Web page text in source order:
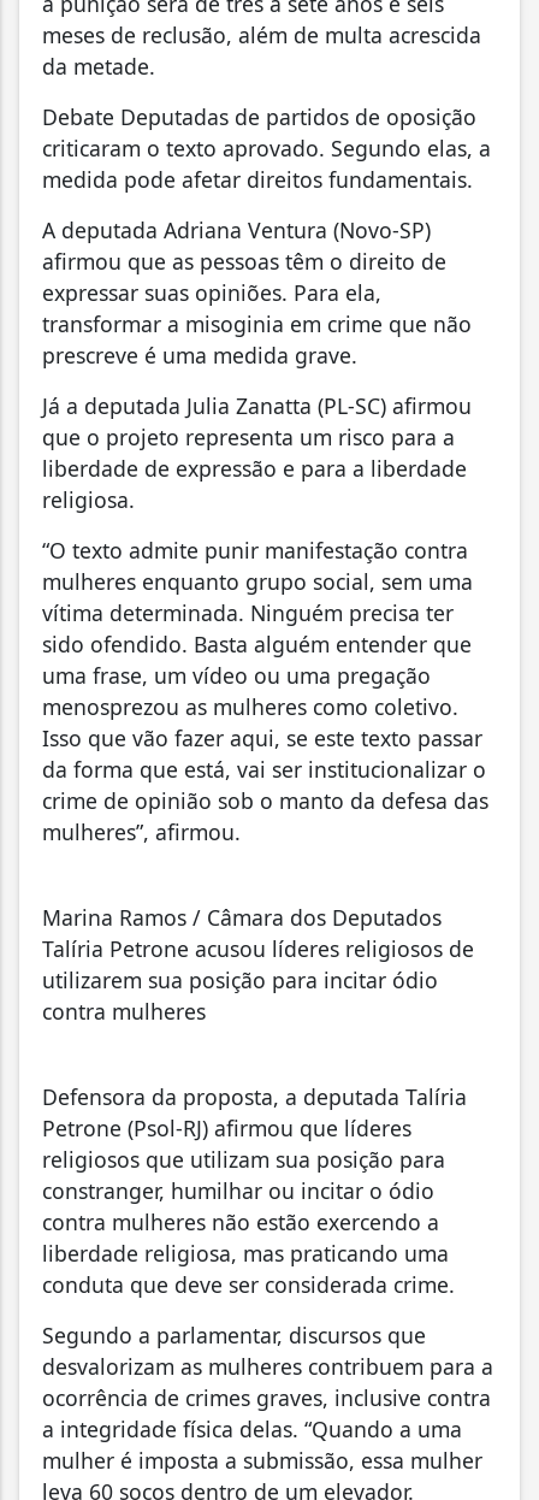
meses de reclusão, além de multa acrescida
da metade.
Debate Deputadas de partidos de oposição
criticaram o texto aprovado. Segundo elas, a
medida pode afetar direitos fundamentais.
A deputada Adriana Ventura (Novo-SP)
afirmou que as pessoas têm o direito de
expressar suas opiniões. Para ela,
transformar a misoginia em crime que não
prescreve é uma medida grave.
Já a deputada Julia Zanatta (PL-SC) afirmou
que o projeto representa um risco para a
liberdade de expressão e para a liberdade
religiosa.
“O texto admite punir manifestação contra
mulheres enquanto grupo social, sem uma
vítima determinada. Ninguém precisa ter
sido ofendido. Basta alguém entender que
uma frase, um vídeo ou uma pregação
menosprezou as mulheres como coletivo.
Isso que vão fazer aqui, se este texto passar
da forma que está, vai ser institucionalizar o
crime de opinião sob o manto da defesa das
mulheres”, afirmou.
Marina Ramos / Câmara dos Deputados
Talíria Petrone acusou líderes religiosos de
utilizarem sua posição para incitar ódio
contra mulheres
Defensora da proposta, a deputada Talíria
Petrone (Psol-RJ) afirmou que líderes
religiosos que utilizam sua posição para
constranger, humilhar ou incitar o ódio
contra mulheres não estão exercendo a
liberdade religiosa, mas praticando uma
conduta que deve ser considerada crime.
Segundo a parlamentar, discursos que
desvalorizam as mulheres contribuem para a
ocorrência de crimes graves, inclusive contra
a integridade física delas. “Quando a uma
mulher é imposta a submissão, essa mulher
leva 60 socos dentro de um elevador.